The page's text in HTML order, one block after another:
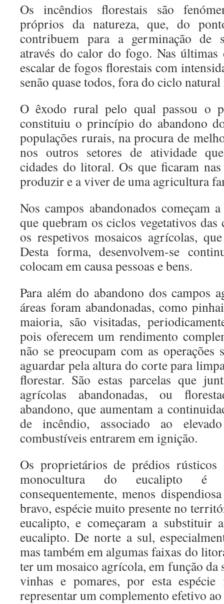
Os incêndios florestais são
próprios da natureza, que, do
contribuem para a germinação de
através do calor do fogo. Nas últimas
escalar de fogos florestais com
senão quase todos, fora do ciclo
O êxodo rural pelo qual passou o
constituiu o princípio do abandono
populações rurais, na procura de
nos outros setores de atividade
cidades do litoral. Os que ficaram
produzir e a viver de uma agricultura
Nos campos abandonados começam
que quebram os ciclos vegetativos
os respetivos mosaicos agrícolas,
Desta forma, desenvolvem-se
colocam em causa pessoas e bens.
Para além do abandono dos campos
áreas foram abandonadas, como
maioria, são visitadas,
pois oferecem um rendimento
não se preocupam com as
aguardar pela altura do corte para
florestar. São estas parcelas que
agrícolas abandonadas, ou
abandono, que aumentam a
de incêndio, associado ao
combustíveis entrarem em ignição.
Os proprietários de prédios rústicos
monocultura do eucalipto é
consequentemente, menos
bravo, espécie muito presente no
eucalipto, e começaram a substituir
eucalipto. De norte a sul,
mas também em algumas faixas do
ter um mosaico agrícola, em função da
vinhas e pomares, por esta espécie
representar um complemento efetivo